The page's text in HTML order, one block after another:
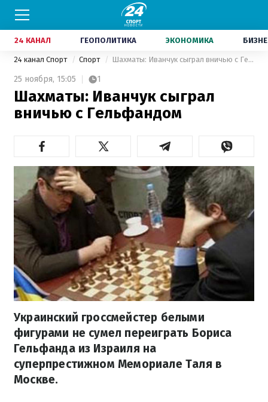
24 КАНАЛ ГЕОПОЛИТИКА ЭКОНОМИКА
24 канал Спорт Спорт Шахматы: Иванчук сыграл вничью с Гельфандом
25 ноября, 15:05 1
Шахматы: Иванчук сыграл
вничью с Гельфандом
Украинский гроссмейстер белыми
фигурами не сумел переиграть Бориса
Гельфанда из Израиля на
суперпрестижном Мемориале Таля в
Москве.